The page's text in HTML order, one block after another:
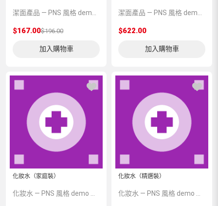
$167.00$196.00
加入購物車
$622.00
加入購物車
化妝水（家庭裝） 化妝水（精選裝）